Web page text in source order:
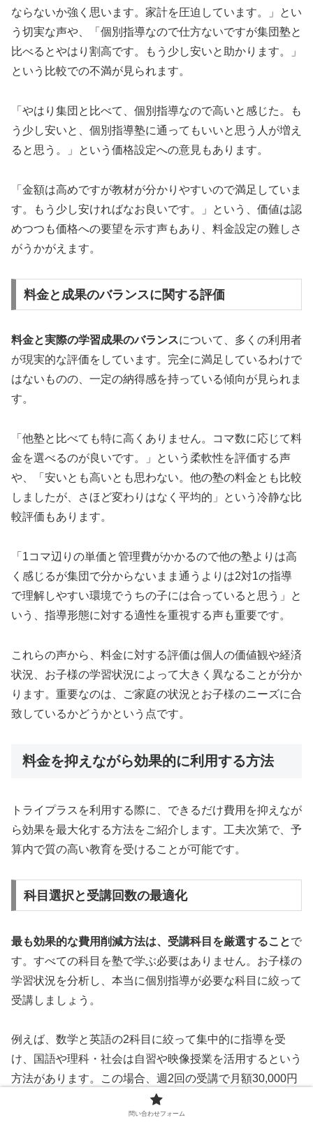
ならないか強く思います。家計を圧迫しています。」とい
う切実な声や、「個別指導なので仕方ないですが集団塾と
比べるとやはり割高です。もう少し安いと助かります。」
という比較での不満が見られます。
「やはり集団と比べて、個別指導なので高いと感じた。も
う少し安いと、個別指導塾に通ってもいいと思う人が増え
ると思う。」という価格設定への意見もあります。
「金額は高めですが教材が分かりやすいので満足していま
す。もう少し安ければなお良いです。」という、価値は認
めつつも価格への要望を示す声もあり、料金設定の難しさ
がうかがえます。
料金と成果のバランスに関する評価
料金と実際の学習成果のバランスについて、多くの利用者
が現実的な評価をしています。完全に満足しているわけで
はないものの、一定の納得感を持っている傾向が見られま
す。
「他塾と比べても特に高くありません。コマ数に応じて料
金を選べるのが良いです。」という柔軟性を評価する声
や、「安いとも高いとも思わない。他の塾の料金とも比較
しましたが、さほど変わりはなく平均的」という冷静な比
較評価もあります。
「1コマ辺りの単価と管理費がかかるので他の塾よりは高
く感じるが集団で分からないまま通うよりは2対1の指導
で理解しやすい環境でうちの子には合っていると思う」と
いう、指導形態に対する適性を重視する声も重要です。
これらの声から、料金に対する評価は個人の価値観や経済
状況、お子様の学習状況によって大きく異なることが分か
ります。重要なのは、ご家庭の状況とお子様のニーズに合
致しているかどうかという点です。
料金を抑えながら効果的に利用する方法
トライプラスを利用する際に、できるだけ費用を抑えなが
ら効果を最大化する方法をご紹介します。工夫次第で、予
算内で質の高い教育を受けることが可能です。
科目選択と受講回数の最適化
最も効果的な費用削減方法は、受講科目を厳選することで
す。すべての科目を塾で学ぶ必要はありません。お子様の
学習状況を分析し、本当に個別指導が必要な科目に絞って
受講しましょう。
例えば、数学と英語の2科目に絞って集中的に指導を受
け、国語や理科・社会は自習や映像授業を活用するという
方法があります。この場合、週2回の受講で月額30,000円
程度に抑えることができ、浮いた費用で参考書や問題集を
購入することも可能です。問い合わせフォーム